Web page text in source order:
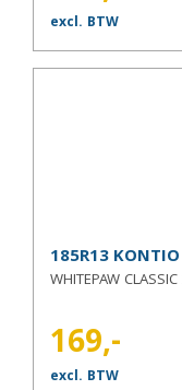
excl. BTW
185R13 KONTIO
WHITEPAW
169,-
excl. BTW